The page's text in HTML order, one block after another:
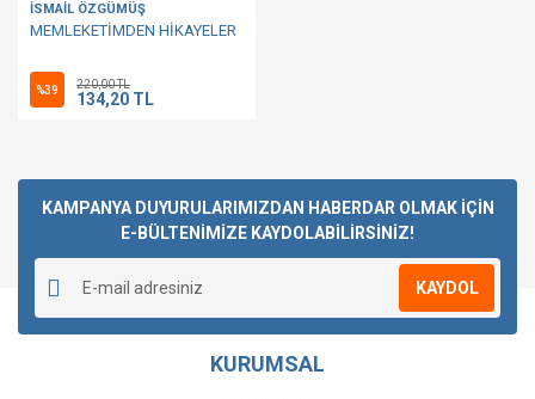
İSMAİL ÖZGÜMÜŞ
MEMLEKETİMDEN HİKAYELER
%39 220,00 TL
134,20 TL
KAMPANYA DUYURULARIMIZDAN HABERDAR OLMAK İÇİN
E-BÜLTENİMİZE KAYDOLABİLİRSİNİZ!
KAYDOL
KURUMSAL